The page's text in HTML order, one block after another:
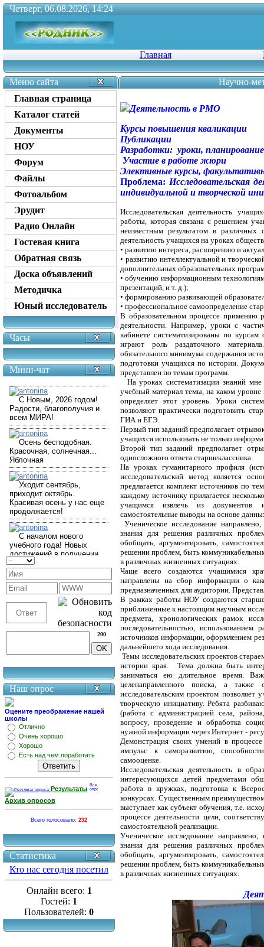
Четверг, 06.08.2026, 14:24
Главная
Меню сайта
Главная страница
Каталог статей
Документы
НОУ
Форум
Файлы
Фотоальбом
Эрудит
Радио Онлайн
Гостевая книга
Обратная связь
Доска объявлений
Методичка
Юный исследователь
Часы
Мини-чат
200
Наш опрос
Оцените преображение нашей
школы
Отлично
Очень хорошо
Хорошо
Есть над чем поработать
Результаты
Архив опросов
Всего голосовало: 232
Статистика
Кто нас сегодня посетил
Онлайн всего: 1
Гостей: 1
Пользователей: 0
Научно-
Деятельность в РМО
Курсы повышения кваликации
Публикации
Разработки: уроки, планирование
Участие в работе жюри
Элективные курсы,
Проблема: Исследовательская
индивидуальной и творческой
Исследовательская деятельность
работы, которая связана с решением
неизвестным результатом в различных
деятельность учащихся на уроках
• развитию интереса, расширению и
• развитию интеллектуальной и
дополнительных образовательных
• обучению информационным
презентаций, и т. д.);
• формированию развивающей
• профессиональное самоопределение
В образовательном процессе применяю
деятельности. Например, уроки с
кабинете систематизированы по
играют роль раздаточного
обязательного минимума содержания
подготовки учащихся по истории.
представлен по темам программ.
На уроках систематизации знаний мне
учебный материал темы, на каком уровне
определяет этот уровень. Уроки
позволяют практически подготовить
ГИА и ЕГЭ.
Первый тип заданий предполагает
учащихся использовать не только
Второй тип заданий предполагает
односложного ответа старшеклассника.
На уроках гуманитарного профиля
исследовательский метод является
предлагается комплект источников по
каждому источнику прилагается
учащимся извлечь из документов
самостоятельные выводы на основе
Ученическое исследование
знания для решения различных
обобщать, аргументировать,
решении проблем, быть
в различных жизненных ситуациях.
Чаще всего создаются учащимися
направлены на сбор информации о
предназначенных для аудитории.
В рамках работы НОУ создаются
приближенные к настоящим научным
предмета, хронологических рамок
последовательностью, использованием
источников информации, оформлением
дальнейшего хода исследования.
Темы исследовательских проектов
истории края. Тема должна быть
заниматься ею длительное время.
целенаправленного поиска, а также
исследовательским проектом позволяет
творческую инициативу. Ребята
(работа с администрацией села,
вопросу, проведение и обработка
нужной информации через Интернет -
Демонстрация своих умений в
импульс к саморазвитию,
самооценке.
Исследовательская деятельность в
интересующихся детей предметами
работа в кружках, подготовка к
конкурсах. Существенным
выступает как субъект обучения, т.е.
процессе деятельности цели,
самостоятельной реализации.
Ученическое исследование
знания для решения различных
обобщать, аргументировать,
решении проблем, быть
в различных жизненных ситуациях.